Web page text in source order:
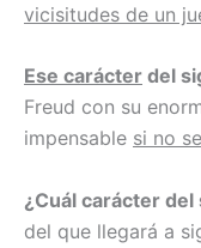
vicisitudes de un
Ese carácter del
Freud con su
impensable si no
¿Cuál carácter
del que llegará a